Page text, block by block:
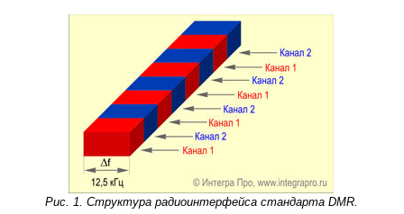
Рис. 1. Структура радиоинтерфейса стандарта DMR.